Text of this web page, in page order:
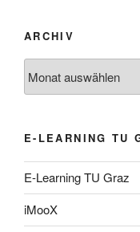
ARCHIV
E-LEARNING TU
E-Learning TU Graz
iMooX